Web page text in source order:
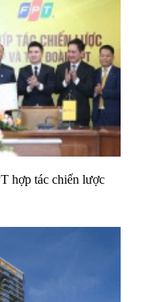
hợp tác chiến lược